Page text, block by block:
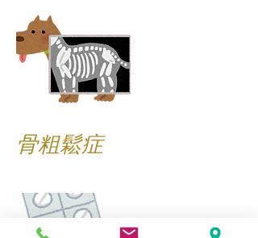
​骨粗鬆症